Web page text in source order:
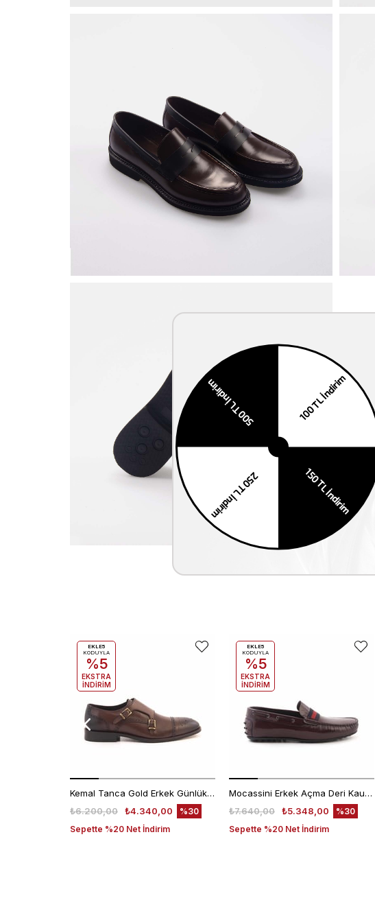
Kemal Tanca Gold Erkek Günlük Ayakkabı 6612-152
₺4.340,00
₺6.200,00
Sepette %20 Net İndirim
%30
EKLE5
KODUYLA
%5
EKSTRA
İNDİRİM
Mocassini Erkek Açma Deri Kauçuk Taban Bordo Günlük Ayakkabı
₺5.348,00
₺7.640,00
Sepette %20 Net İndirim
%30
EKLE5
KODUYLA
%5
EKSTRA
İNDİRİM